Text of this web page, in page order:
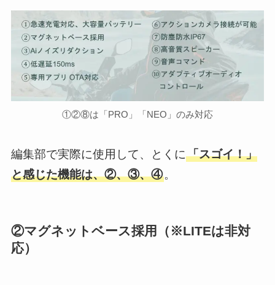
①②⑧は「PRO」「NEO」のみ対応
編集部で実際に使用して、とくに「スゴイ！」
と感じた機能は、②、③、④。
②マグネットベース採用（※LITEは非対
応）